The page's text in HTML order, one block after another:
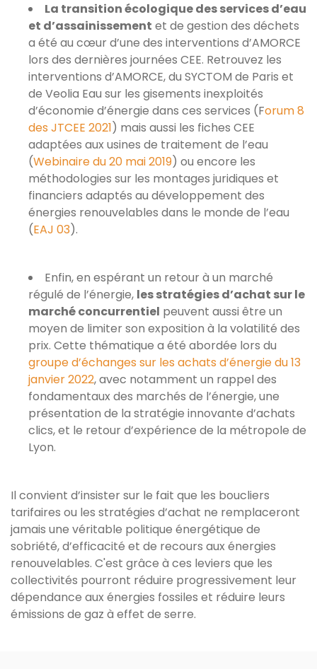
La transition écologique des services d’eau
et d’assainissement et de gestion des déchets
a été au cœur d’une des interventions d’AMORCE
lors des dernières journées CEE. Retrouvez les
interventions d’AMORCE, du SYCTOM de Paris et
de Veolia Eau sur les gisements inexploités
d’économie d’énergie dans ces services (Forum 8
des JTCEE 2021) mais aussi les fiches CEE
adaptées aux usines de traitement de l’eau
(Webinaire du 20 mai 2019) ou encore les
méthodologies sur les montages juridiques et
financiers adaptés au développement des
énergies renouvelables dans le monde de l’eau
(EAJ 03).
Enfin, en espérant un retour à un marché
régulé de l’énergie, les stratégies d’achat sur le
marché concurrentiel peuvent aussi être un
moyen de limiter son exposition à la volatilité des
prix. Cette thématique a été abordée lors du
groupe d’échanges sur les achats d’énergie du 13
janvier 2022, avec notamment un rappel des
fondamentaux des marchés de l’énergie, une
présentation de la stratégie innovante d’achats
clics, et le retour d’expérience de la métropole de
Lyon.
Il convient d’insister sur le fait que les boucliers
tarifaires ou les stratégies d’achat ne remplaceront
jamais une véritable politique énergétique de
sobriété, d’efficacité et de recours aux énergies
renouvelables. C'est grâce à ces leviers que les
collectivités pourront réduire progressivement leur
dépendance aux énergies fossiles et réduire leurs
émissions de gaz à effet de serre.